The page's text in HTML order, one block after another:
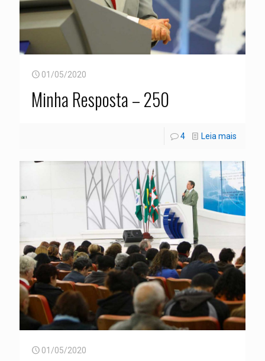
01/05/2020
Minha Resposta – 250
4 Leia mais
01/05/2020